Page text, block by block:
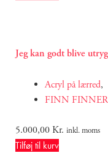
Jeg kan godt blive
Acryl på lærred,
FINN
5.000,00Kr. inkl. moms
Tilføj til kurv